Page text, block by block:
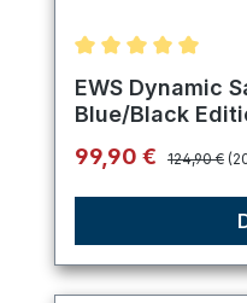
Durchschnittliche
EWS Dynamic
Blue/Black
Verkaufspreis:
99,90 € Regulärer
124,90 €